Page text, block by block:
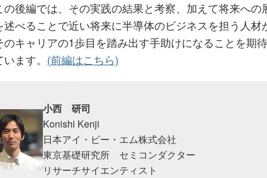
の後編では、その実践の結果と考察、加えて将来への
述べることで近い将来に半導体のビジネスを担う人材
のキャリアの1歩目を踏み出す手助けになることを期
います。 (前編はこちら)
小西 研司
Konishi Kenji
日本アイ・ビー・エム株式会社
東京基礎研究所 セミコンダクター
リサーチサイエンティスト